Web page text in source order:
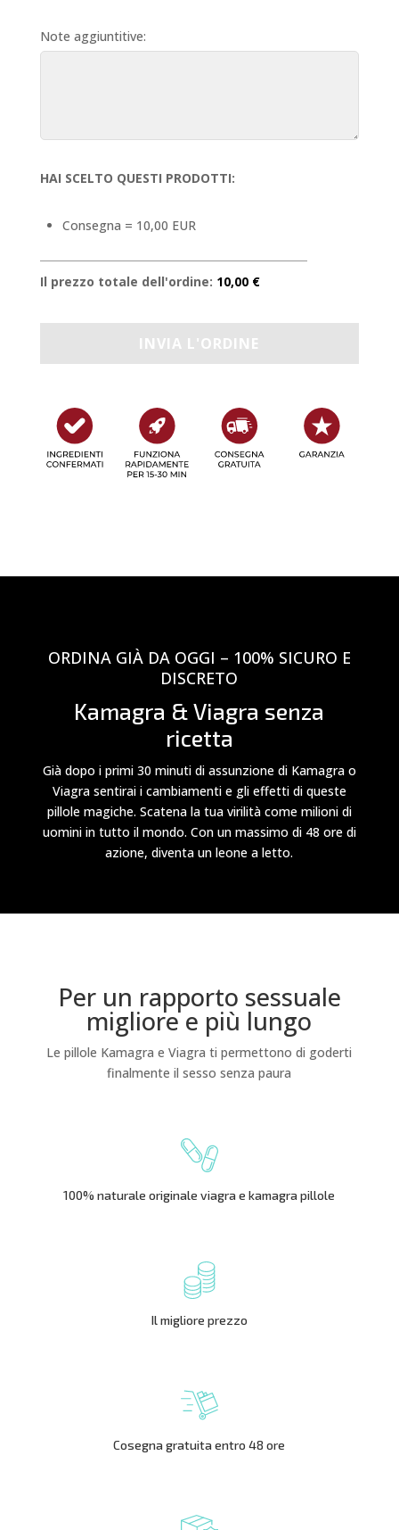
Note aggiuntitive:
HAI SCELTO QUESTI PRODOTTI:
Consegna = 10,00 EUR
Il prezzo totale dell'ordine: 10,00 €
ORDINA GIÀ DA OGGI – 100% SICURO E
DISCRETO
Kamagra & Viagra senza
ricetta
Già dopo i primi 30 minuti di assunzione di Kamagra o
Viagra sentirai i cambiamenti e gli effetti di queste
pillole magiche. Scatena la tua virilità come milioni di
uomini in tutto il mondo. Con un massimo di 48 ore di
azione, diventa un leone a letto.
Per un rapporto sessuale
migliore e più lungo
Le pillole Kamagra e Viagra ti permettono di goderti
finalmente il sesso senza paura
100% naturale originale viagra e kamagra pillole
Il migliore prezzo
Cosegna gratuita entro 48 ore